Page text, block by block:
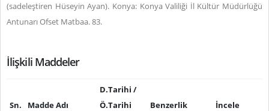
(sadeleştiren Hüseyin Ayan). Konya: Konya Valiliği İl Kültür Müdürlüğü
Antunarı Ofset Matbaa. 83.
İlişkili Maddeler
Sn. Madde Adı
D.Tarihi /
Ö.Tarihi
Benzerlik
İncele